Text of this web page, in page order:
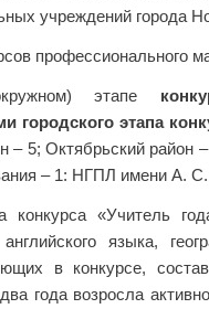
учреждений города
профессионального
этапе
городского этапа
– 5; Октябрьский
– 1: НГПЛ имени А.
конкурса «Учитель
языка,
в конкурсе,
года возросла